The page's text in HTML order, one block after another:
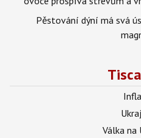
Pěstování dýní má svá
Válka na